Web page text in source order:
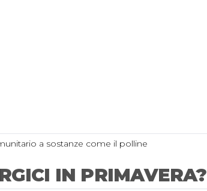
a sostanze come il polline
IN PRIMAVERA?